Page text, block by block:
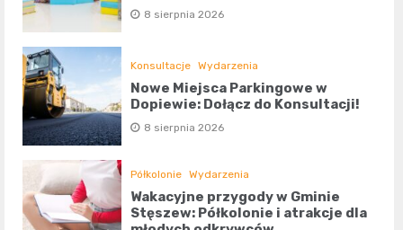
8 sierpnia 2026
Konsultacje Wydarzenia
Nowe Miejsca Parkingowe w
Dopiewie: Dołącz do Konsultacji!
8 sierpnia 2026
Półkolonie Wydarzenia
Wakacyjne przygody w Gminie
Stęszew: Półkolonie i atrakcje dla